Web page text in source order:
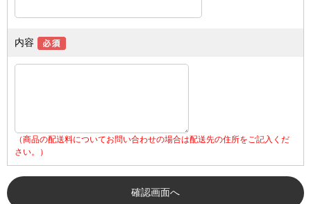
内容
（商品の配送料についてお問い合わせの場合は配送先の住所をご記入くだ
さい。）